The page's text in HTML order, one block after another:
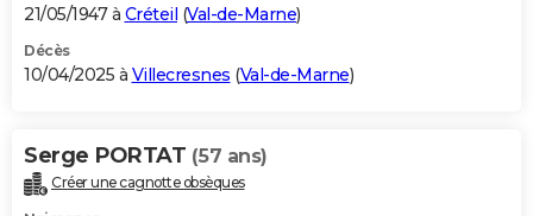
GUIDES D'ACHAT
BONS PLANS
Carte de Noël
Carte Bonne année
Carte Saint-Valentin
Carte Pâques
Carte d'anniversaire
DICTIONNAIRE
Dictionnaire
Biographies
Citations
Expressions
Proverbes
21/05/1947 à Créteil (Val-de-Marne)
Décès
10/04/2025 à Villecresnes (Val-de-Marne)
Serge PORTAT (57 ans)
Créer une cagnotte obsèques